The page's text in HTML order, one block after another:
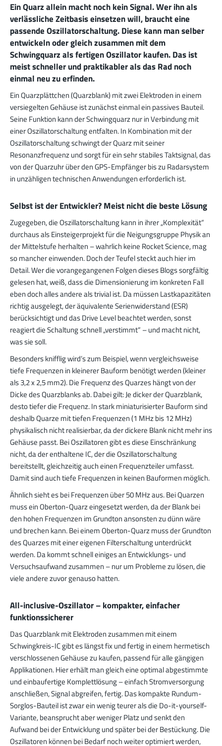
Ein Quarz allein macht noch kein Signal. Wer ihn als
verlässliche Zeitbasis einsetzen will, braucht eine
passende Oszillatorschaltung. Diese kann man selber
entwickeln oder gleich zusammen mit dem
Schwingquarz als fertigen Oszillator kaufen. Das ist
meist schneller und praktikabler als das Rad noch
einmal neu zu erfinden.
Ein Quarzplättchen (Quarzblank) mit zwei Elektroden in einem
versiegelten Gehäuse ist zunächst einmal ein passives Bauteil.
Seine Funktion kann der Schwingquarz nur in Verbindung mit
einer Oszillatorschaltung entfalten. In Kombination mit der
Oszillatorschaltung schwingt der Quarz mit seiner
Resonanzfrequenz und sorgt für ein sehr stabiles Taktsignal, das
von der Quarzuhr über den GPS-Empfänger bis zu Radarsystem
in unzähligen technischen Anwendungen erforderlich ist.
Selbst ist der Entwickler? Meist nicht die beste Lösung
Zugegeben, die Oszillatorschaltung kann in ihrer „Komplexität“
durchaus als Einsteigerprojekt für die Neigungsgruppe Physik an
der Mittelstufe herhalten – wahrlich keine Rocket Science, mag
so mancher einwenden. Doch der Teufel steckt auch hier im
Detail. Wer die vorangegangenen Folgen dieses Blogs sorgfältig
gelesen hat, weiß, dass die Dimensionierung im konkreten Fall
eben doch alles andere als trivial ist. Da müssen Lastkapazitäten
richtig ausgelegt, der äquivalente Serienwiderstand (ESR)
berücksichtigt und das Drive Level beachtet werden, sonst
reagiert die Schaltung schnell „verstimmt“ – und macht nicht,
was sie soll.
Besonders knifflig wird’s zum Beispiel, wenn vergleichsweise
tiefe Frequenzen in kleinerer Bauform benötigt werden (kleiner
als 3,2 x 2,5 mm2). Die Frequenz des Quarzes hängt von der
Dicke des Quarzblanks ab. Dabei gilt: Je dicker der Quarzblank,
desto tiefer die Frequenz. In stark miniaturisierter Bauform sind
deshalb Quarze mit tiefen Frequenzen (1 MHz bis 12 MHz)
physikalisch nicht realisierbar, da der dickere Blank nicht mehr ins
Gehäuse passt. Bei Oszillatoren gibt es diese Einschränkung
nicht, da der enthaltene IC, der die Oszillatorschaltung
bereitstellt, gleichzeitig auch einen Frequenzteiler umfasst.
Damit sind auch tiefe Frequenzen in keinen Bauformen möglich.
Ähnlich sieht es bei Frequenzen über 50 MHz aus. Bei Quarzen
muss ein Oberton-Quarz eingesetzt werden, da der Blank bei
den hohen Frequenzen im Grundton ansonsten zu dünn wäre
und brechen kann. Bei einem Oberton-Quarz muss der Grundton
des Quarzes mit einer eigenen Filterschaltung unterdrückt
werden. Da kommt schnell einiges an Entwicklungs- und
Versuchsaufwand zusammen – nur um Probleme zu lösen, die
viele andere zuvor genauso hatten.
All-inclusive-Oszillator – kompakter, einfacher
funktionssicherer
Das Quarzblank mit Elektroden zusammen mit einem
Schwingkreis-IC gibt es längst fix und fertig in einem hermetisch
verschlossenen Gehäuse zu kaufen, passend für alle gängigen
Applikationen. Hier erhält man gleich eine optimal abgestimmte
und einbaufertige Komplettlösung – einfach Stromversorgung
anschließen, Signal abgreifen, fertig. Das kompakte Rundum-
Sorglos-Bauteil ist zwar ein wenig teurer als die Do-it-yourself-
Variante, beansprucht aber weniger Platz und senkt den
Aufwand bei der Entwicklung und später bei der Bestückung. Die
Oszillatoren können bei Bedarf noch weiter optimiert werden,